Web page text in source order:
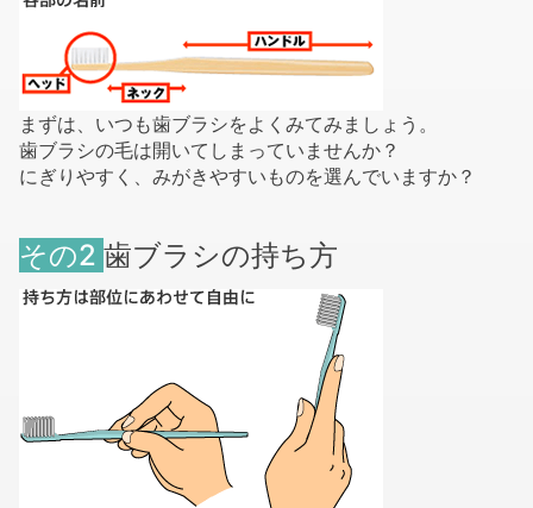
まずは、いつも歯ブラシをよくみてみましょう。
歯ブラシの毛は開いてしまっていませんか？
にぎりやすく、みがきやすいものを選んでいますか？
その2 歯ブラシの持ち方